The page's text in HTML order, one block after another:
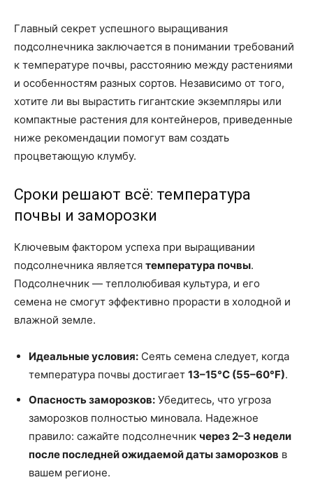
Главный секрет успешного выращивания
подсолнечника заключается в понимании требований
к температуре почвы, расстоянию между растениями
и особенностям разных сортов. Независимо от того,
хотите ли вы вырастить гигантские экземпляры или
компактные растения для контейнеров, приведенные
ниже рекомендации помогут вам создать
процветающую клумбу.
Сроки решают всё: температура
почвы и заморозки
Ключевым фактором успеха при выращивании
подсолнечника является температура почвы.
Подсолнечник — теплолюбивая культура, и его
семена не смогут эффективно прорасти в холодной и
влажной земле.
Идеальные условия: Сеять семена следует, когда
температура почвы достигает 13–15°C (55–60°F).
Опасность заморозков: Убедитесь, что угроза
заморозков полностью миновала. Надежное
правило: сажайте подсолнечник через 2–3 недели
после последней ожидаемой даты заморозков в
вашем регионе.